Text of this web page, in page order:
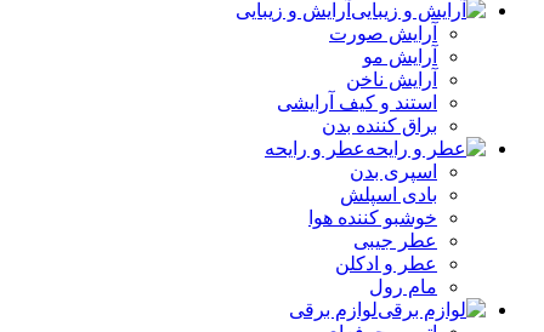
آرایش و زیبایی
آرایش صورت
آرایش مو
آرایش ناخن
استند و کیف آرایشی
براق کننده بدن
عطر و رایحه
اسپری بدن
بادی اسپلش
خوشبو کننده هوا
عطر جیبی
عطر و ادکلن
مام رول
لوازم برقی